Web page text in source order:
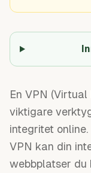
En VPN
viktigare
integritet
VPN kan din
webbplatser du